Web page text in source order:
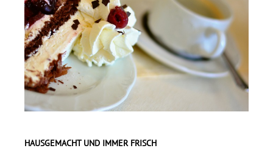
HAUSGEMACHT UND IMMER FRISCH